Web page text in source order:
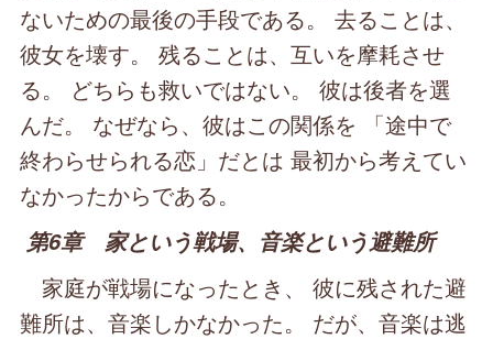
ないための最後の手段である。 去ることは、
彼女を壊す。 残ることは、互いを摩耗させ
る。 どちらも救いではない。 彼は後者を選
んだ。 なぜなら、彼はこの関係を 「途中で
終わらせられる恋」だとは 最初から考えてい
なかったからである。
第6章 家という戦場、音楽という避難所
家庭が戦場になったとき、 彼に残された避
難所は、音楽しかなかった。 だが、音楽は逃